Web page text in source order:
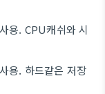
용. CPU캐쉬와 시
용. 하드같은 저장